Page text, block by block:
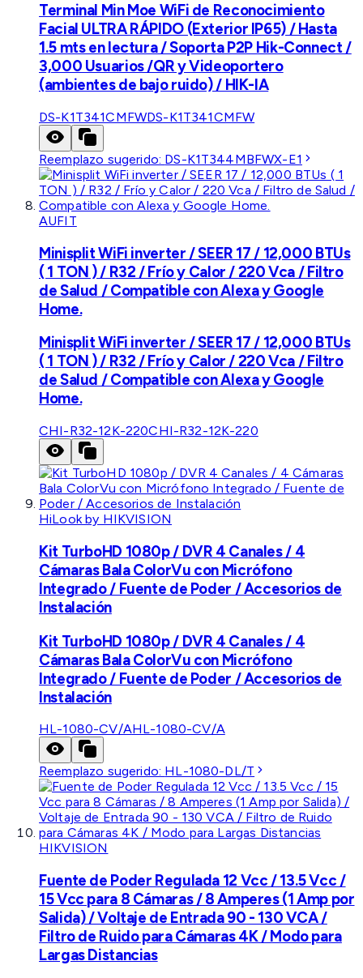
Terminal Min Moe WiFi de Reconocimiento
Facial ULTRA RÁPIDO (Exterior IP65) / Hasta
1.5 mts en lectura / Soporta P2P Hik-Connect /
3,000 Usuarios /QR y Videoportero
(ambientes de bajo ruido) / HIK-IA
DS-K1T341CMFWDS-K1T341CMFW
Reemplazo sugerido: DS-K1T344MBFWX-E1
AUFIT
Minisplit WiFi inverter / SEER 17 / 12,000 BTUs
( 1 TON ) / R32 / Frío y Calor / 220 Vca / Filtro
de Salud / Compatible con Alexa y Google
Home.
Minisplit WiFi inverter / SEER 17 / 12,000 BTUs
( 1 TON ) / R32 / Frío y Calor / 220 Vca / Filtro
de Salud / Compatible con Alexa y Google
Home.
CHI-R32-12K-220CHI-R32-12K-220
HiLook by HIKVISION
Kit TurboHD 1080p / DVR 4 Canales / 4
Cámaras Bala ColorVu con Micrófono
Integrado / Fuente de Poder / Accesorios de
Instalación
Kit TurboHD 1080p / DVR 4 Canales / 4
Cámaras Bala ColorVu con Micrófono
Integrado / Fuente de Poder / Accesorios de
Instalación
HL-1080-CV/AHL-1080-CV/A
Reemplazo sugerido: HL-1080-DL/T
HIKVISION
Fuente de Poder Regulada 12 Vcc / 13.5 Vcc /
15 Vcc para 8 Cámaras / 8 Amperes (1 Amp por
Salida) / Voltaje de Entrada 90 - 130 VCA /
Filtro de Ruido para Cámaras 4K / Modo para
Largas Distancias